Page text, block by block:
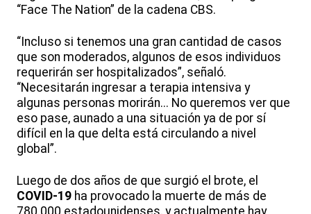
“Face The Nation” de la cadena CBS.
“Incluso si tenemos una gran cantidad de casos
que son moderados, algunos de esos individuos
requerirán ser hospitalizados”, señaló.
“Necesitarán ingresar a terapia intensiva y
algunas personas morirán... No queremos ver que
eso pase, aunado a una situación ya de por sí
difícil en la que delta está circulando a nivel
global”.
Luego de dos años de que surgió el brote, el
COVID-19 ha provocado la muerte de más de